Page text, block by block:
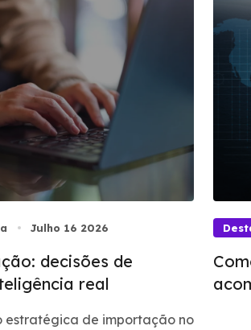
Julho 16 2026
decisões de
real
estratégica de importação no